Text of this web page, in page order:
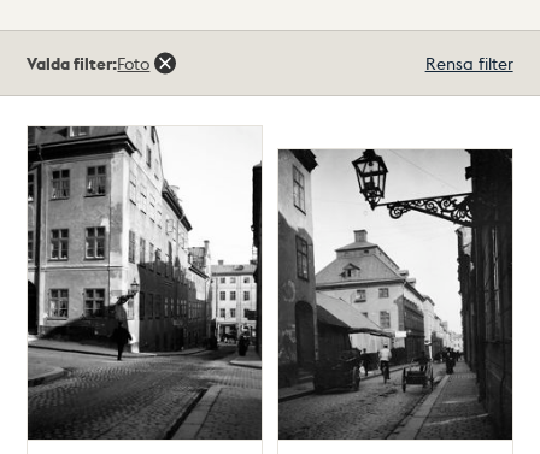
träffar
Valda filter:Foto Rensa filter